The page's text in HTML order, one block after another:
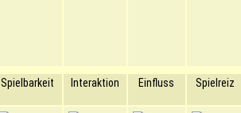
Spielbarkeit Interaktion Einfluss Spielreiz